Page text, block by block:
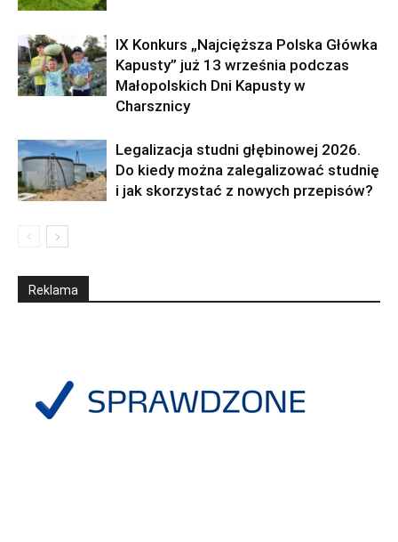
IX Konkurs „Najcięższa Polska Główka
Kapusty” już 13 września podczas
Małopolskich Dni Kapusty w
Charsznicy
Legalizacja studni głębinowej 2026.
Do kiedy można zalegalizować studnię
i jak skorzystać z nowych przepisów?
Reklama